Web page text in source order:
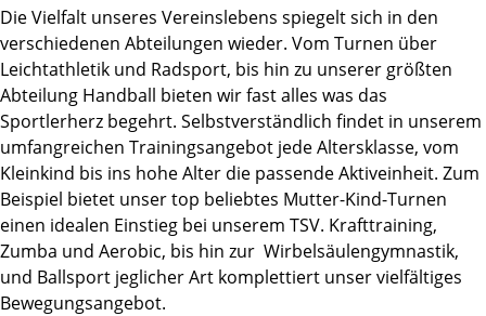
Die Vielfalt unseres Vereinslebens spiegelt sich in den
verschiedenen Abteilungen wieder. Vom Turnen über
Leichtathletik und Radsport, bis hin zu unserer größten
Abteilung Handball bieten wir fast alles was das
Sportlerherz begehrt. Selbstverständlich findet in unserem
umfangreichen Trainingsangebot jede Altersklasse, vom
Kleinkind bis ins hohe Alter die passende Aktiveinheit. Zum
Beispiel bietet unser top beliebtes Mutter-Kind-Turnen
einen idealen Einstieg bei unserem TSV. Krafttraining,
Zumba und Aerobic, bis hin zur Wirbelsäulengymnastik,
und Ballsport jeglicher Art komplettiert unser vielfältiges
Bewegungsangebot.